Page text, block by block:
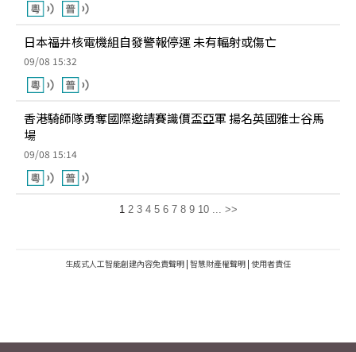
日本福井核電機組自發警報停運 未有輻射或傷亡
09/08 15:32
香港騎師隊勇奪國際邀請賽識價盃亞軍 揚名英國雅士谷馬
場
09/08 15:14
1 2 3 4 5 6 7 8 9 10 ... >>
生成式人工智能創建內容免責聲明 | 智慧財產權聲明 | 使用者責任